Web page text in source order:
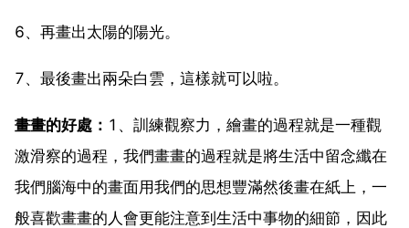
6、再畫出太陽的陽光。
7、最後畫出兩朵白雲，這樣就可以啦。
畫畫的好處： 1、訓練觀察力，繪畫的過程就是一種觀
激滑察的過程，我們畫畫的過程就是將生活中留念纖在
我們腦海中的畫面用我們的思想豐滿然後畫在紙上，一
般喜歡畫畫的人會更能注意到生活中事物的細節，因此